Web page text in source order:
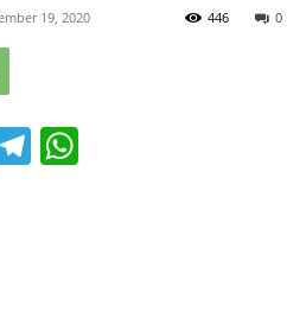
19, 2020 0
446
Telegram